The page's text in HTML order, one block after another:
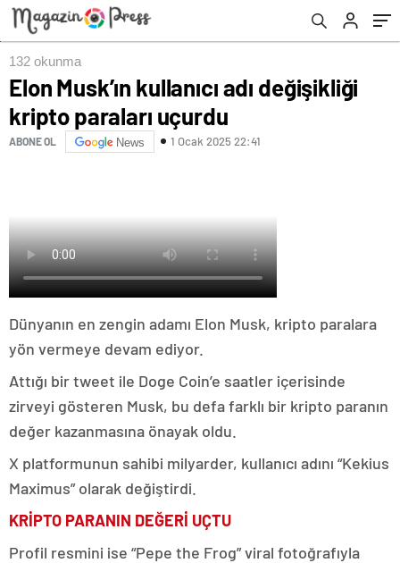
132 okunma
Elon Musk’ın kullanıcı adı değişikliği
kripto paraları uçurdu
ABONE OL News 1 Ocak 2025 22:41
Dünyanın en zengin adamı Elon Musk, kripto paralara
yön vermeye devam ediyor.
Attığı bir tweet ile Doge Coin’e saatler içerisinde
zirveyi gösteren Musk, bu defa farklı bir kripto paranın
değer kazanmasına önayak oldu.
X platformunun sahibi milyarder, kullanıcı adını “Kekius
Maximus” olarak değiştirdi.
KRİPTO PARANIN DEĞERİ UÇTU
Profil resmini ise “Pepe the Frog” viral fotoğrafıyla